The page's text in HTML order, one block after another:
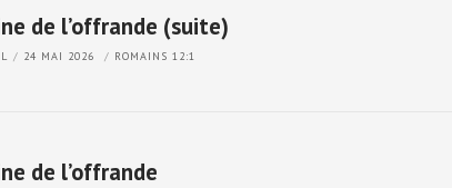
de l’offrande (suite)
24 MAI 2026 ROMAINS 12:1
de l’offrande